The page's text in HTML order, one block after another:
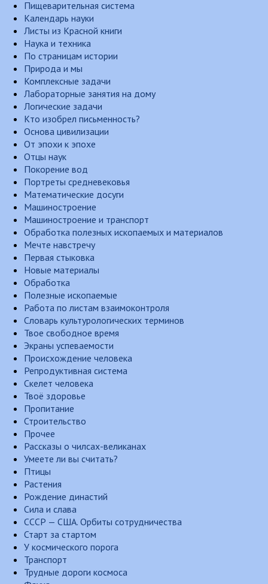
Пищеварительная система
Календарь науки
Листы из Красной книги
Наука и техника
По страницам истории
Природа и мы
Комплексные задачи
Лабораторные занятия на дому
Логические задачи
Кто изобрел письменность?
Основа цивилизации
От эпохи к эпохе
Отцы наук
Покорение вод
Портреты средневековья
Математические досуги
Машиностроение
Машиностроение и транспорт
Обработка полезных ископаемых и материалов
Мечте навстречу
Первая стыковка
Новые материалы
Обработка
Полезные ископаемые
Работа по листам взаимоконтроля
Словарь культурологических терминов
Твое свободное время
Экраны успеваемости
Происхождение человека
Репродуктивная система
Скелет человека
Твоё здоровье
Пропитание
Строительство
Прочее
Рассказы о чилсах-великанах
Умеете ли вы считать?
Птицы
Растения
Рождение династий
Сила и слава
СССР — США. Орбиты сотрудничества
Старт за стартом
У космического порога
Транспорт
Трудные дороги космоса